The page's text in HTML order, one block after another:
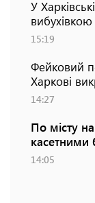
У
вибухівкою
15:19
Фейковий
Харкові
14:27
По місту
касетними
14:05